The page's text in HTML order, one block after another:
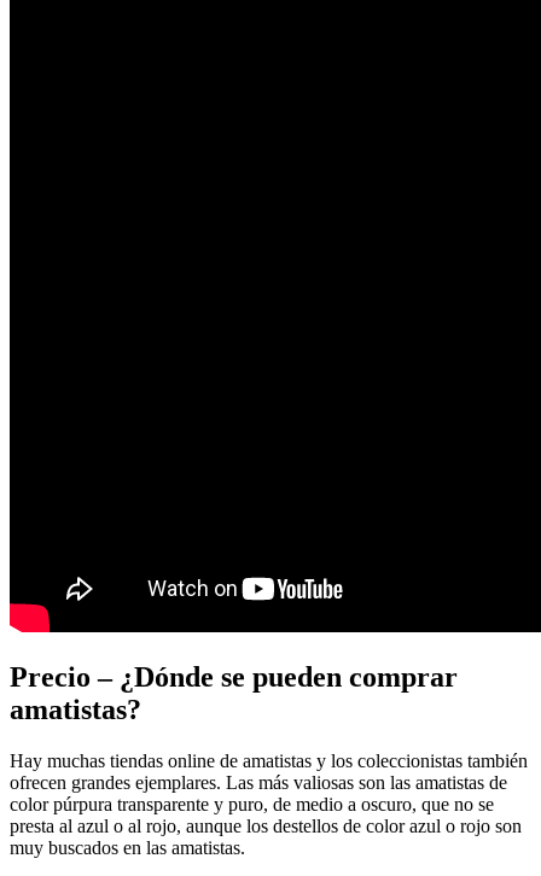
Precio – ¿Dónde se pueden comprar
amatistas?
Hay muchas tiendas online de amatistas y los coleccionistas también
ofrecen grandes ejemplares. Las más valiosas son las amatistas de
color púrpura transparente y puro, de medio a oscuro, que no se
presta al azul o al rojo, aunque los destellos de color azul o rojo son
muy buscados en las amatistas.